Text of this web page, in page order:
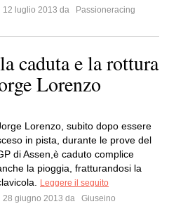
Il 12 luglio 2013 da
Passioneracing
caduta e la rottura
Lorenzo
Lorenzo, subito dopo essere
in pista, durante le prove del
di Assen,è caduto complice
la pioggia, fratturandosi la
Leggere il seguito
Il 28 giugno 2013 da
Giuseino